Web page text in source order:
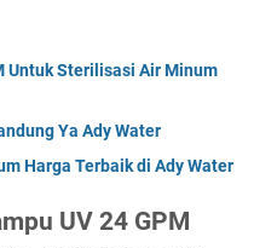
Untuk Sterilisasi Air Minum
Ya Ady Water
Harga Terbaik di Ady Water
UV 24 GPM